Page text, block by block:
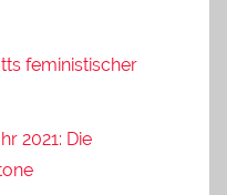
feministischer
2021: Die